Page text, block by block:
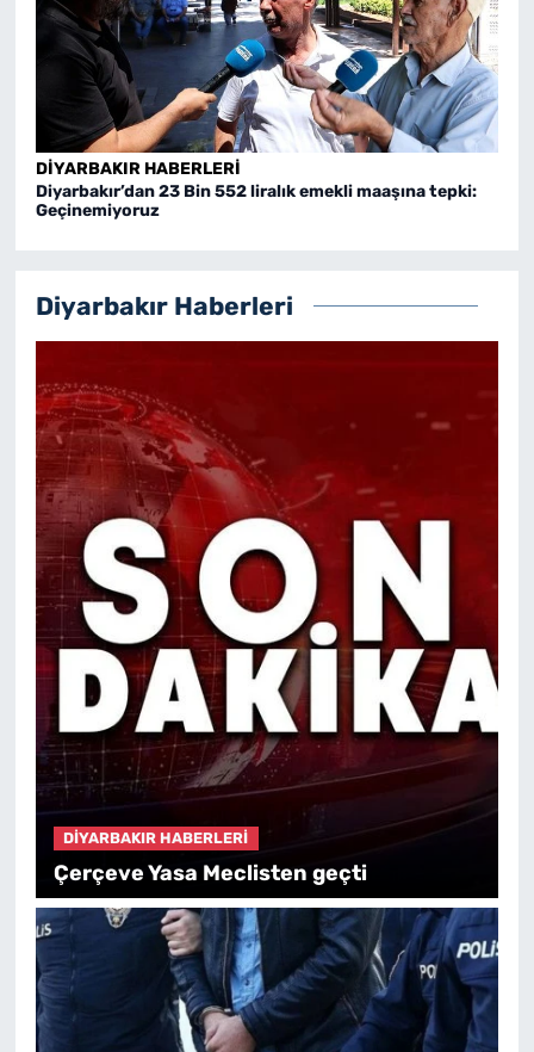
DIYARBAKIR HABERLERI
Diyarbakır’dan 23 Bin 552 liralık emekli maaşına tepki:
Geçinemiyoruz
Diyarbakır Haberleri
DIYARBAKIR HABERLERI
Çerçeve Yasa Meclisten geçti